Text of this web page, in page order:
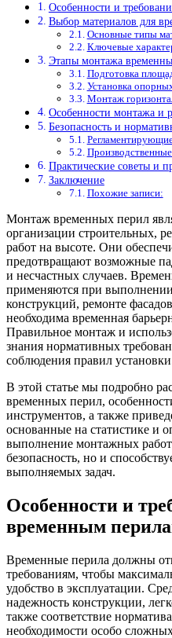
Особенности и
Выбор материалов для
Основные типы
Ключевые
Этапы монтажа
Подготовка
Установка
Монтаж
Особенности монтажа и
Безопасность и
Практические советы и
Заключение
Похожие записи:
Монтаж временных перил
организации строительных,
работ на высоте. Они
предотвращают возможные
и несчастных случаев.
применяются при
конструкций, ремонте
необходима временная
Правильное монтаж и
знания нормативных
соблюдения правил
В этой статье мы подробно
временных перил,
инструментов, а также
основанные на статистике и
выполнение монтажных работ
безопасность, но и
выполняемых задач.
Особенности и
временным
Временные перила должны
требованиям, чтобы
удобство в эксплуатации.
надежность конструкции,
также соответствие
необходимости особо